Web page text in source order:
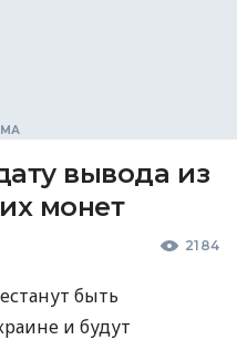
вывода из
монет
2184
быть
и будут